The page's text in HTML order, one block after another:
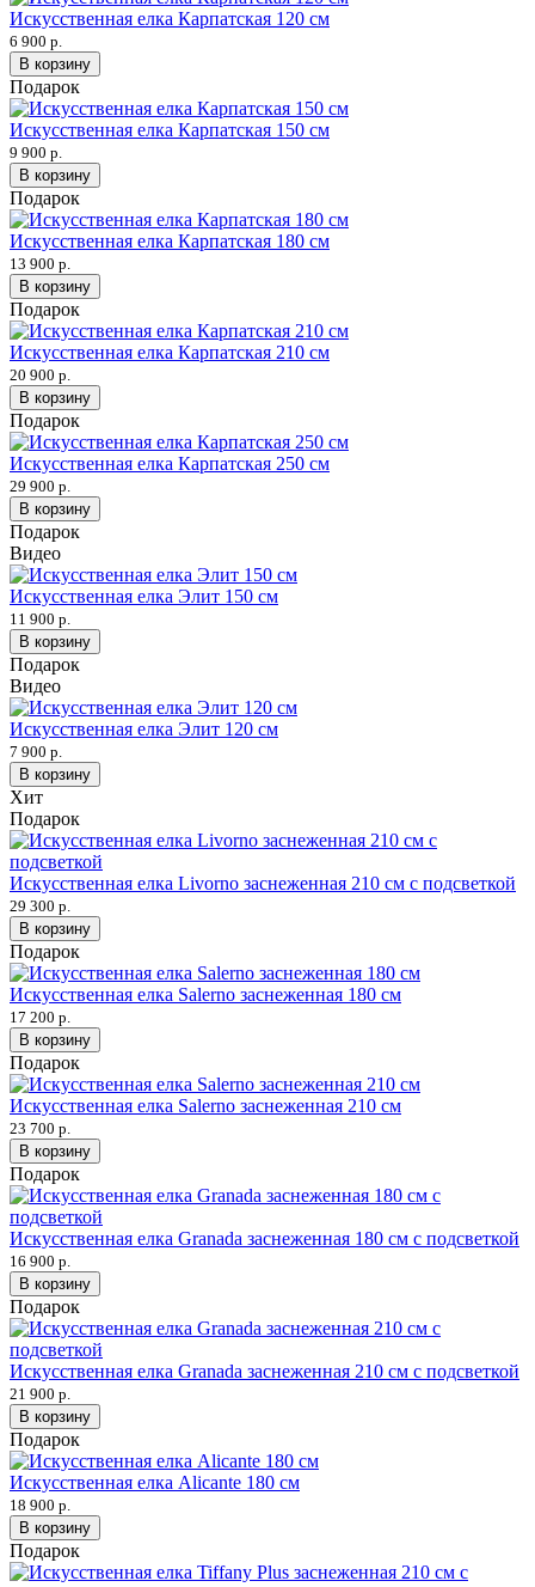
Искусственная елка Карпатская 120 см
6 900 р.
В корзину
Подарок
Искусственная елка Карпатская 150 см
9 900 р.
В корзину
Подарок
Искусственная елка Карпатская 180 см
13 900 р.
В корзину
Подарок
Искусственная елка Карпатская 210 см
20 900 р.
В корзину
Подарок
Искусственная елка Карпатская 250 см
29 900 р.
В корзину
Подарок
Видео
Искусственная елка Элит 150 см
11 900 р.
В корзину
Подарок
Видео
Искусственная елка Элит 120 см
7 900 р.
В корзину
Хит
Подарок
Искусственная елка Livorno заснеженная 210 см с подсветкой
29 300 р.
В корзину
Подарок
Искусственная елка Salerno заснеженная 180 см
17 200 р.
В корзину
Подарок
Искусственная елка Salerno заснеженная 210 см
23 700 р.
В корзину
Подарок
Искусственная елка Granada заснеженная 180 см с подсветкой
16 900 р.
В корзину
Подарок
Искусственная елка Granada заснеженная 210 см с подсветкой
21 900 р.
В корзину
Подарок
Искусственная елка Alicante 180 см
18 900 р.
В корзину
Подарок